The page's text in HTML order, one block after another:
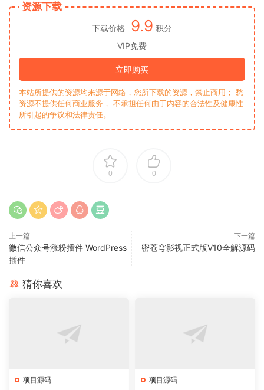
资源下载
下载价格 9.9 积分
VIP免费
立即购买
本站所提供的资源均来源于网络，您所下载的资源，禁止商用； 愁
资源不提供任何商业服务， 不承担任何由于内容的合法性及健康性
所引起的争议和法律责任。
0 0
上一篇
微信公众号涨粉插件 WordPress
插件
下一篇
密苍穹影视正式版V10全解源码
猜你喜欢
项目源码 项目源码